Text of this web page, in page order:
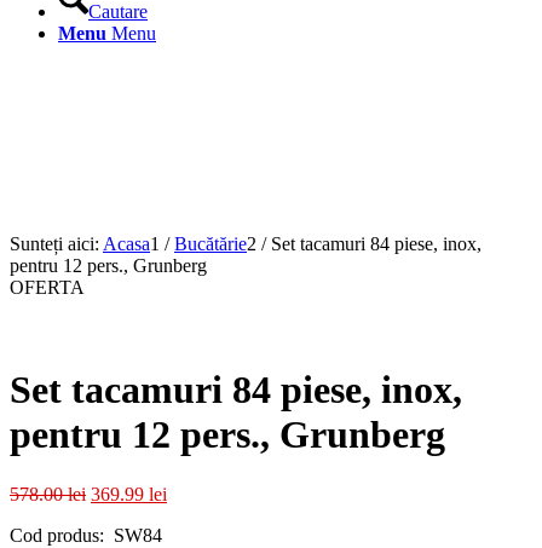
Cautare
Menu Menu
Sunteți aici: Acasa1 / Bucătărie2 / Set tacamuri 84 piese, inox,
pentru 12 pers., Grunberg
OFERTA
Set tacamuri 84 piese, inox,
pentru 12 pers., Grunberg
578.00lei Prețul
a
369.99 lei
Cod produs: SW84